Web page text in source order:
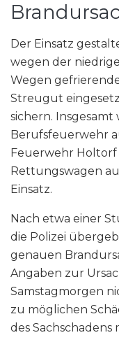
Der Einsatz
wegen der
Wegen
Streugut
sichern.
Berufsfeuerwehr
Feuerwehr Holtorf
Rettungswagen
Einsatz.
Nach etwa einer
die Polizei
genauen
Angaben zur
Samstagmorgen
zu möglichen
des